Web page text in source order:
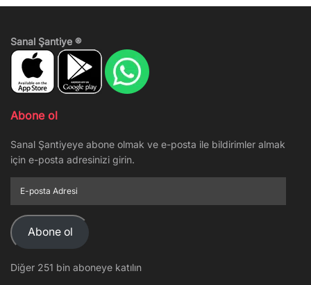
Sanal Şantiye ®
Abone ol
Sanal Şantiyeye abone olmak ve e-posta ile bildirimler almak
için e-posta adresinizi girin.
posta
Adresi
Abone ol
Diğer 251 bin aboneye katılın